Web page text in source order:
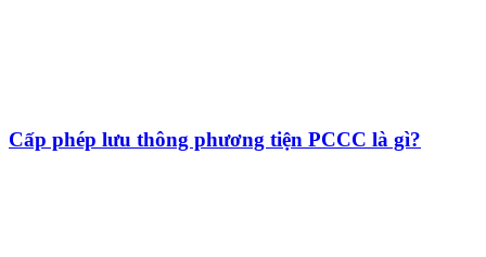
Cấp phép lưu thông phương tiện PCCC là gì?